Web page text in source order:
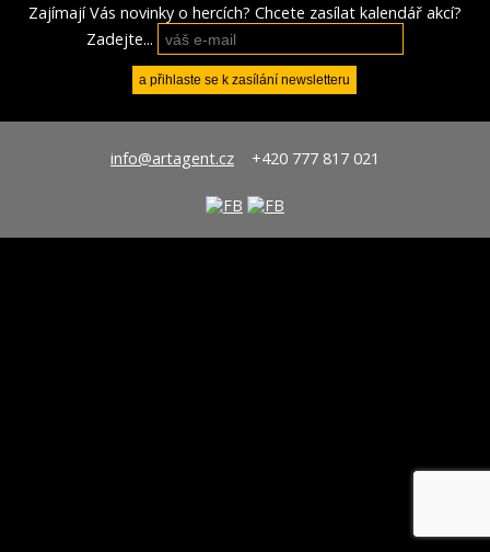
Zajímají Vás novinky o hercích? Chcete zasílat kalendář akcí?
Zadejte...
info@artagent.cz+420 777 817 021